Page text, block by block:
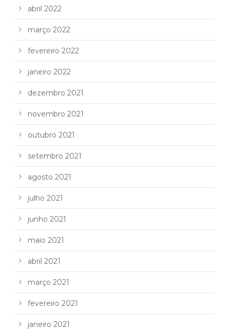
abril 2022
março 2022
fevereiro 2022
janeiro 2022
dezembro 2021
novembro 2021
outubro 2021
setembro 2021
agosto 2021
julho 2021
junho 2021
maio 2021
abril 2021
março 2021
fevereiro 2021
janeiro 2021